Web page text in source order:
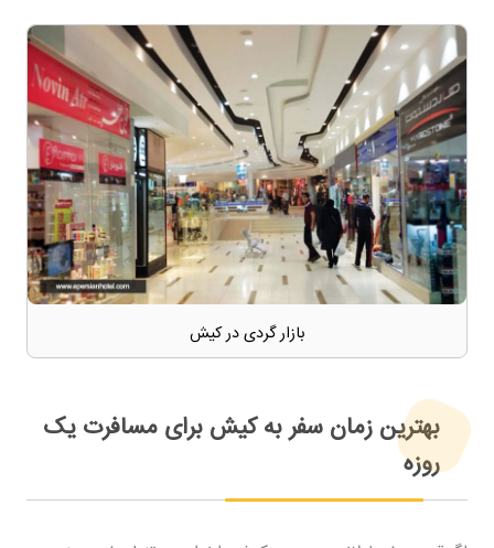
بازار گردی در کیش
بهترین زمان سفر به کیش برای مسافرت یک
روزه